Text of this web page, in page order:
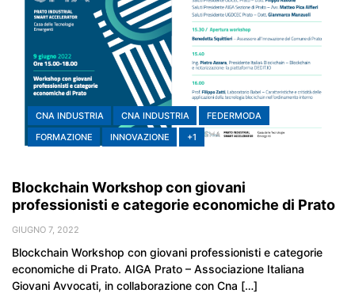
CNA INDUSTRIA CNA INDUSTRIA
FEDERMODA
FORMAZIONE
INNOVAZIONE +1
Blockchain Workshop con giovani
professionisti e categorie economiche di Prato
GIUGNO 7, 2022
Blockchain Workshop con giovani professionisti e categorie
economiche di Prato. AIGA Prato – Associazione Italiana
Giovani Avvocati, in collaborazione con Cna […]